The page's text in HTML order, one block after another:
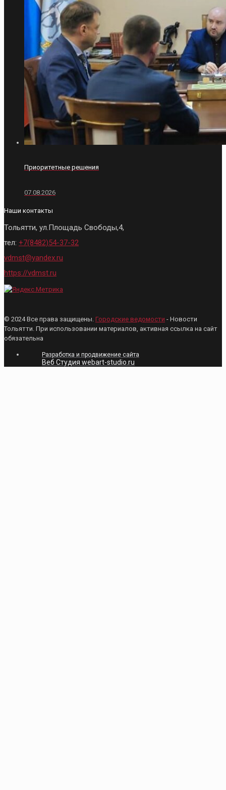
Приоритетные решения
07.08.2026
Наши контакты
Тольятти, ул.Площадь Свободы,4,
тел: +7(8482)54-37-32
vdmst@yandex.ru
https://vdmst.ru
© 2024 Все права защищены. Городские ведомости - Новости
Тольятти. При использовании материалов, активная ссылка на сайт
обязательна
Разработка и продвижение сайта
Веб Студия webart-studio.ru